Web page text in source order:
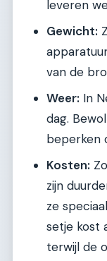
leveren
Gewicht:
van de
Weer: In
dag.
beperken
Kosten:
zijn
ze
setje kost
terwijl de